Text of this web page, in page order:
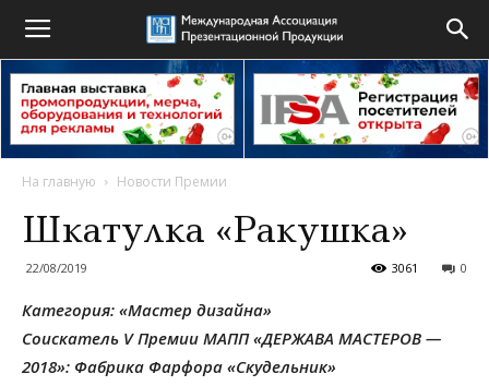
На главную Новости Премии
Шкатулка «Ракушка»
22/08/2019 0
3061
Категория: «Мастер дизайна»
Соискатель V Премии МАПП «ДЕРЖАВА МАСТЕРОВ —
2018»: Фабрика Фарфора «Скудельник»